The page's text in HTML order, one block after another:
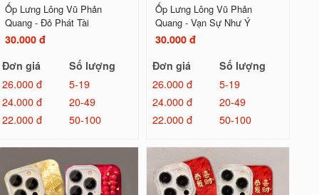
Ốp Lưng Lông Vũ Phản
Quang - Đỏ Phát Tài
30.000 đ
Đơn giá
Số lượng
26.000 đ
5-19
24.000 đ
20-49
22.000 đ
50-100
Ốp Lưng Lông Vũ Phản
Quang - Vạn Sự Như Ý
30.000 đ
Đơn giá
Số lượng
26.000 đ
5-19
24.000 đ
20-49
22.000 đ
50-100